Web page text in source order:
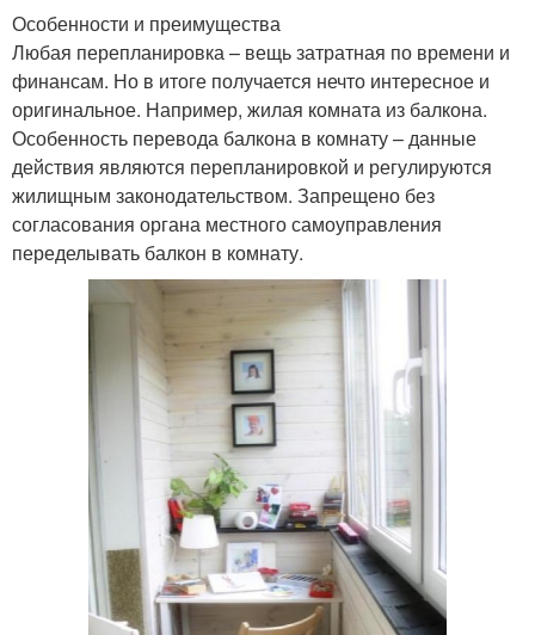
Особенности и преимущества
Любая перепланировка – вещь затратная по времени и
финансам. Но в итоге получается нечто интересное и
оригинальное. Например, жилая комната из балкона.
Особенность перевода балкона в комнату – данные
действия являются перепланировкой и регулируются
жилищным законодательством. Запрещено без
согласования органа местного самоуправления
переделывать балкон в комнату.